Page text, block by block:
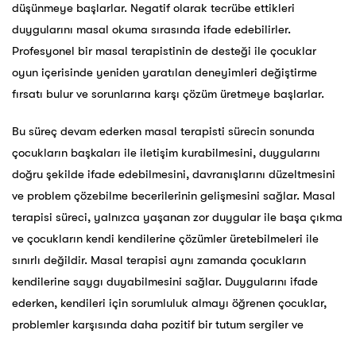
düşünmeye başlarlar. Negatif olarak tecrübe ettikleri
duygularını masal okuma sırasında ifade edebilirler.
Profesyonel bir masal terapistinin de desteği ile çocuklar
oyun içerisinde yeniden yaratılan deneyimleri değiştirme
fırsatı bulur ve sorunlarına karşı çözüm üretmeye başlarlar.
Bu süreç devam ederken masal terapisti sürecin sonunda
çocukların başkaları ile iletişim kurabilmesini, duygularını
doğru şekilde ifade edebilmesini, davranışlarını düzeltmesini
ve problem çözebilme becerilerinin gelişmesini sağlar. Masal
terapisi süreci, yalnızca yaşanan zor duygular ile başa çıkma
ve çocukların kendi kendilerine çözümler üretebilmeleri ile
sınırlı değildir. Masal terapisi aynı zamanda çocukların
kendilerine saygı duyabilmesini sağlar. Duygularını ifade
ederken, kendileri için sorumluluk almayı öğrenen çocuklar,
problemler karşısında daha pozitif bir tutum sergiler ve